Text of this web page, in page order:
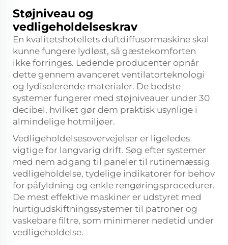
Støjniveau og
vedligeholdelseskrav
En kvalitetshotellets duftdiffusormaskine skal
kunne fungere lydløst, så gæstekomforten
ikke forringes. Ledende producenter opnår
dette gennem avanceret ventilatorteknologi
og lydisolerende materialer. De bedste
systemer fungerer med støjniveauer under 30
decibel, hvilket gør dem praktisk usynlige i
almindelige hotmiljøer.
Vedligeholdelsesovervejelser er ligeledes
vigtige for langvarig drift. Søg efter systemer
med nem adgang til paneler til rutinemæssig
vedligeholdelse, tydelige indikatorer for behov
for påfyldning og enkle rengøringsprocedurer.
De mest effektive maskiner er udstyret med
hurtigudskiftningssystemer til patroner og
vaskebare filtre, som minimerer nedetid under
vedligeholdelse.